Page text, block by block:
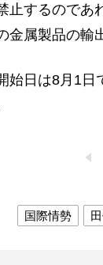
止するのであ
金属製品の輸
日は8月1日
国際情勢